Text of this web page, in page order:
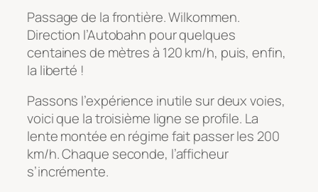
Passage de la frontière. Wilkommen.
Direction l’Autobahn pour quelques
centaines de mètres à 120 km/h, puis, enfin,
la liberté !
Passons l’expérience inutile sur deux voies,
voici que la troisième ligne se profile. La
lente montée en régime fait passer les 200
km/h. Chaque seconde, l’afficheur
s’incrémente.